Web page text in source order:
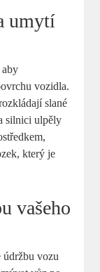
umytí
vozidla.
slané
silnici ulpěly
který je
vašeho
údržbu vozu